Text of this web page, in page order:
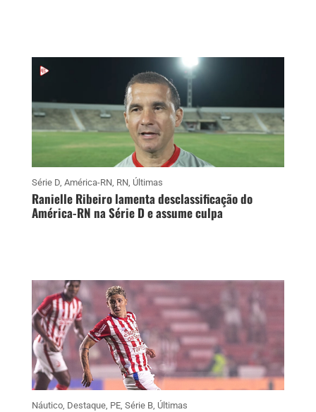
Série D, América-RN, RN, Últimas
Ranielle Ribeiro lamenta desclassificação do
América-RN na Série D e assume culpa
Náutico, Destaque, PE, Série B, Últimas